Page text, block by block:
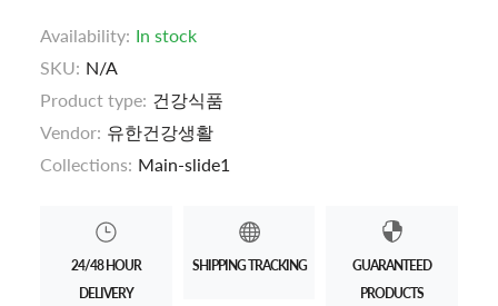
Availability: In stock
SKU: N/A
Product type: 건강식품
Vendor: 유한건강생활
Collections: Main-slide1
24/48 HOUR
DELIVERY
SHIPPING TRACKING
GUARANTEED
PRODUCTS